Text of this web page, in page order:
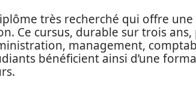
très recherché qui offre
Ce cursus, durable sur trois ans,
management,
bénéficient ainsi d’une